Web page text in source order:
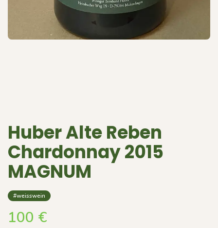
Huber Alte Reben
Chardonnay 2015
MAGNUM
#weisswein
100 €